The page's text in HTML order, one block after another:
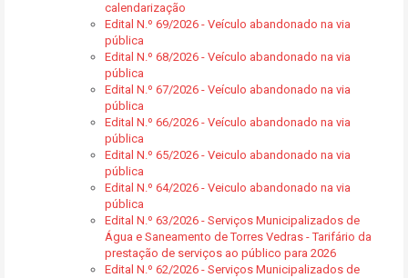
calendarização
Edital N.º 69/2026 - Veículo abandonado na via
pública
Edital N.º 68/2026 - Veículo abandonado na via
pública
Edital N.º 67/2026 - Veículo abandonado na via
pública
Edital N.º 66/2026 - Veículo abandonado na via
pública
Edital N.º 65/2026 - Veiculo abandonado na via
pública
Edital N.º 64/2026 - Veiculo abandonado na via
pública
Edital N.º 63/2026 - Serviços Municipalizados de
Água e Saneamento de Torres Vedras - Tarifário da
prestação de serviços ao público para 2026
Edital N.º 62/2026 - Serviços Municipalizados de